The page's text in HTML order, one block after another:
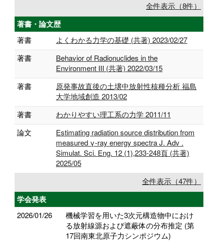
全件表示（8件）
著書・論文歴
著書
よくわかる力学の基礎 (共著) 2023/02/27
著書
Behavior of Radionuclides in the
Environment III (共著) 2022/03/15
著書
原発事故直後の土壌中放射性核種分析 福島
大学地域創造 2013/02
著書
わかりやすい理工系の力学 2011/11
論文
Estimating radiation source distribution from
measured γ-ray energy spectra J. Adv .
Simulat. Sci. Eng. 12 (1),233-248頁 (共著)
2025/05
全件表示（47件）
学会発表
2026/01/26
機械学習を用いた3次元構造物中におけ
る放射線源および遮蔽体の分布推定 (第
17回南東北原子力シンポジウム)